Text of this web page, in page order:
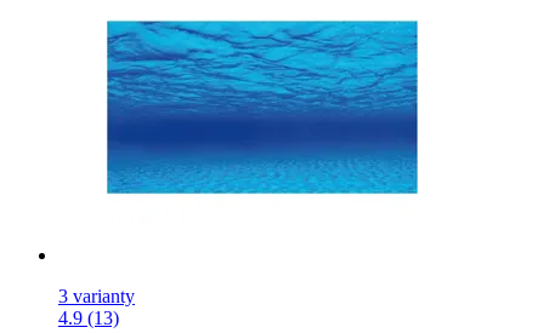
3 varianty
4.9 (13)